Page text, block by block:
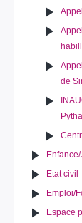
de
Etat civil
Emploi/
Espace